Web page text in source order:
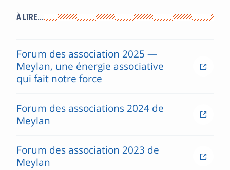
À LIRE…
Forum des association 2025 —
Meylan, une énergie associative
qui fait notre force
Forum des associations 2024 de
Meylan
Forum des association 2023 de
Meylan